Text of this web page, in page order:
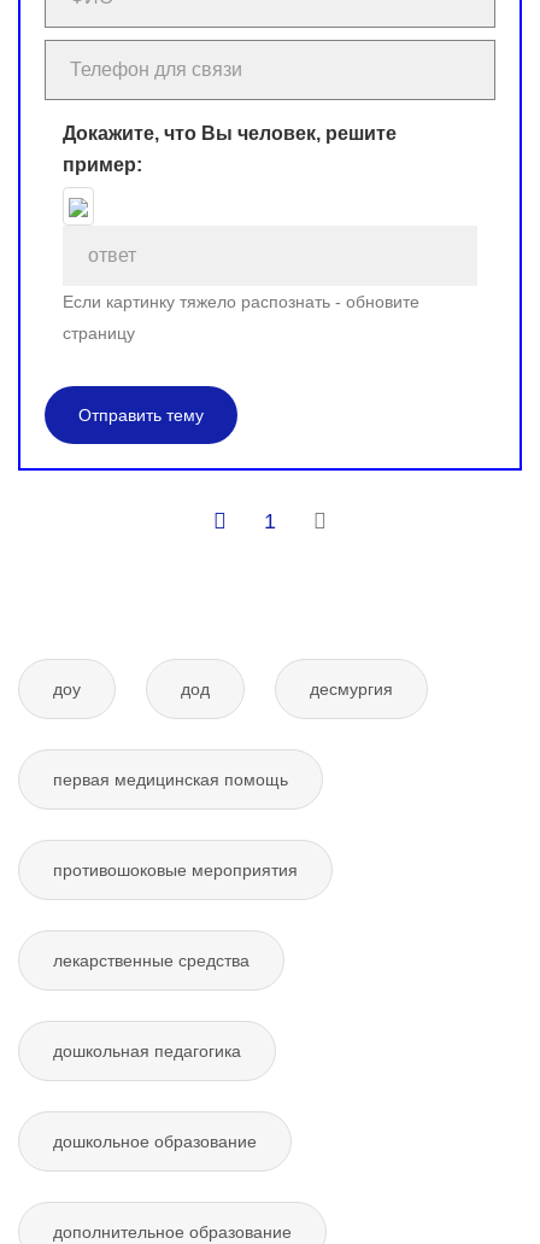
Докажите, что Вы человек, решите
пример:
Если картинку тяжело распознать - обновите
страницу
Отправить тему
1
доу дод десмургия
первая медицинская помощь
противошоковые мероприятия
лекарственные средства
дошкольная педагогика
дошкольное образование
дополнительное образование